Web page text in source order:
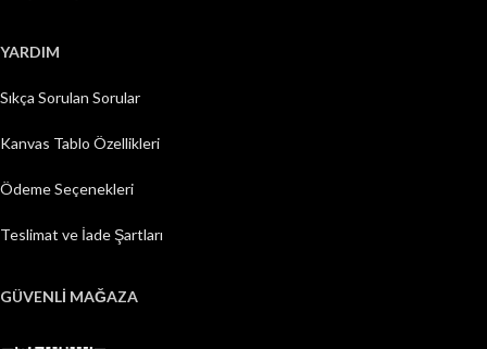
YARDIM
Sıkça Sorulan Sorular
Kanvas Tablo Özellikleri
Ödeme Seçenekleri
Teslimat ve İade Şartları
GÜVENLİ MAĞAZA